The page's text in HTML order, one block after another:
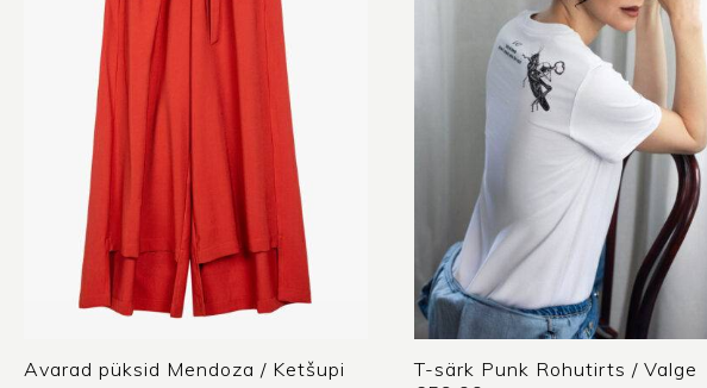
Avarad püksid Mendoza / Ketšupi
T-särk Punk Rohutirts / Valge